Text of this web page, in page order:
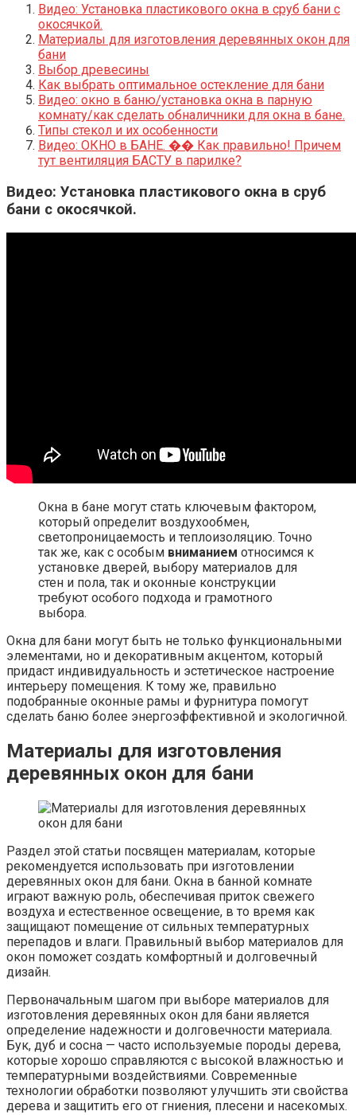
Видео: Установка пластикового окна в сруб бани с
окосячкой.
Материалы для изготовления деревянных окон для
бани
Выбор древесины
Как выбрать оптимальное остекление для бани
Видео: окно в баню/установка окна в парную
комнату/как сделать обналичники для окна в бане.
Типы стекол и их особенности
Видео: ОКНО в БАНЕ. �� Как правильно! Причем
тут вентиляция БАСТУ в парилке?
Видео: Установка пластикового окна в сруб
бани с окосячкой.
Окна в бане могут стать ключевым фактором,
который определит воздухообмен,
светопроницаемость и теплоизоляцию. Точно
так же, как с особым вниманием относимся к
установке дверей, выбору материалов для
стен и пола, так и оконные конструкции
требуют особого подхода и грамотного
выбора.
Окна для бани могут быть не только функциональными
элементами, но и декоративным акцентом, который
придаст индивидуальность и эстетическое настроение
интерьеру помещения. К тому же, правильно
подобранные оконные рамы и фурнитура помогут
сделать баню более энергоэффективной и экологичной.
Материалы для изготовления
деревянных окон для бани
Раздел этой статьи посвящен материалам, которые
рекомендуется использовать при изготовлении
деревянных окон для бани. Окна в банной комнате
играют важную роль, обеспечивая приток свежего
воздуха и естественное освещение, в то время как
защищают помещение от сильных температурных
перепадов и влаги. Правильный выбор материалов для
окон поможет создать комфортный и долговечный
дизайн.
Первоначальным шагом при выборе материалов для
изготовления деревянных окон для бани является
определение надежности и долговечности материала.
Бук, дуб и сосна — часто используемые породы дерева,
которые хорошо справляются с высокой влажностью и
температурными воздействиями. Современные
технологии обработки позволяют улучшить эти свойства
дерева и защитить его от гниения, плесени и насекомых.